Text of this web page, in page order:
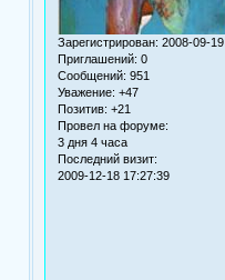
Зарегистрирован: 2008-09-19
Приглашений: 0
Сообщений: 951
Уважение: +47
Позитив: +21
Провел на форуме:
3 дня 4 часа
Последний визит:
2009-12-18 17:27:39